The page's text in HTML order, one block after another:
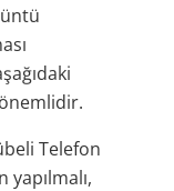
Telefon